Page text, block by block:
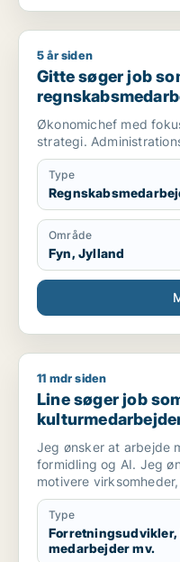
Gitte søger job som
5 år siden
Gitte søger job
direktør / hr-chef
Økonomichef med
strategi.
Type
Område
Fyn, Jylland
Line søger job som
11 mdr siden
Line søger job
konsulent
Jeg ønsker at arbejde
formidling og AI. Jeg
motivere
optimere deres
fremtidig succes for
skabe vores
Type
Forretningsudvikler,
medarbejder mv.